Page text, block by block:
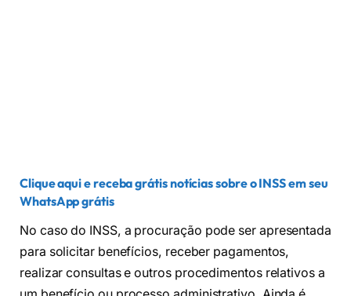
Clique aqui e receba grátis notícias sobre o INSS em seu
WhatsApp grátis
No caso do INSS, a procuração pode ser apresentada
para solicitar benefícios, receber pagamentos,
realizar consultas e outros procedimentos relativos a